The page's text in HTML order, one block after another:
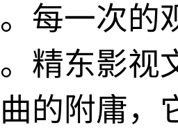
每一次的
精东影视
的附庸，